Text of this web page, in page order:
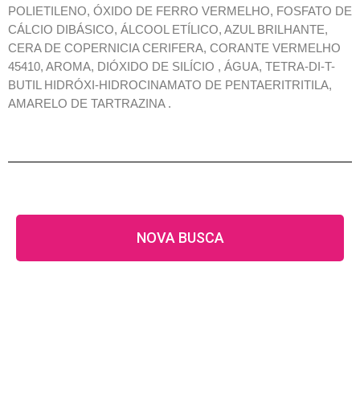
POLIETILENO, ÓXIDO DE FERRO VERMELHO, FOSFATO DE
CÁLCIO DIBÁSICO, ÁLCOOL ETÍLICO, AZUL BRILHANTE,
CERA DE COPERNICIA CERIFERA, CORANTE VERMELHO
45410, AROMA, DIÓXIDO DE SILÍCIO , ÁGUA, TETRA-DI-T-
BUTIL HIDRÓXI-HIDROCINAMATO DE PENTAERITRITILA,
AMARELO DE TARTRAZINA .
NOVA BUSCA